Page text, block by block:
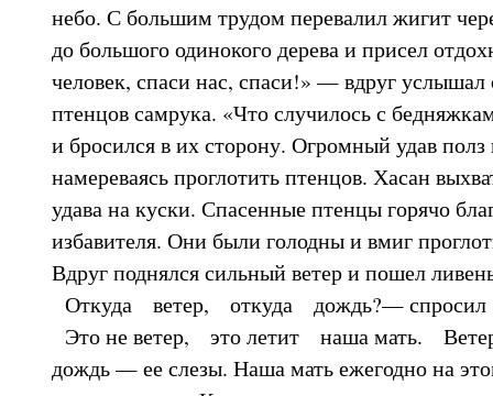
небо. С большим трудом перевалил жигит
до большого одинокого дерева и присел
человек, спаси нас, спаси!» — вдруг услышал
птенцов самрука. «Что случилось с
и бросился в их сторону. Огромный удав полз
намереваясь проглотить птенцов. Хасан
удава на куски. Спасенные птенцы горячо
избавителя. Они были голодны и вмиг
Вдруг поднялся сильный ветер и пошел
Откуда ветер, откуда дождь?— спросил
Это не ветер, это летит наша мать.
дождь — ее слезы. Наша мать ежегодно на